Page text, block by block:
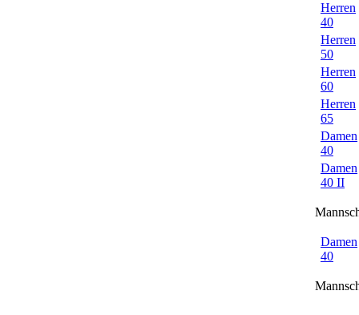
Herren
40
Herren
50
Herren
60
Herren
65
Damen
40
Damen
40 II
Damen
40